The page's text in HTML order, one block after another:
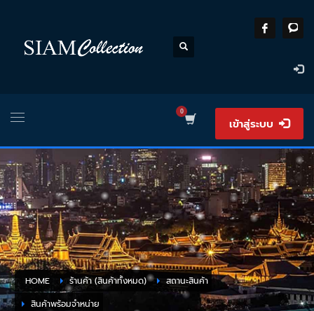
เข้าสู่ระบบ
HOME ร้านค้า (สินค้าทั้งหมด)
สถานะสินค้า
สินค้าพร้อมจำหน่าย